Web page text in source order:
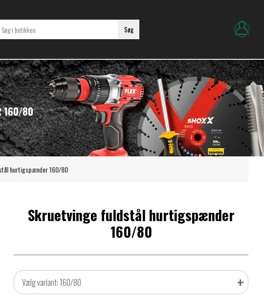
Søg
hurtigspænder 160/80
160/80
Skruetvinge fuldstål hurtigspænder
160/80
Vælg variant: 160/80 +